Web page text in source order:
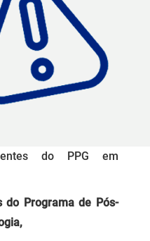
do PPG em
do Programa de Pós-